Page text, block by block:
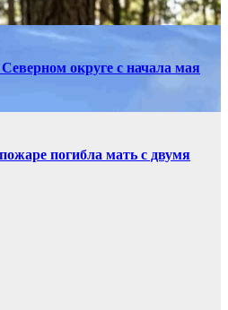
округе с начала мая
погибла мать с двумя